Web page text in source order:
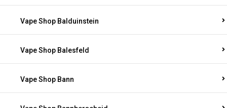
Vape Shop Balduinstein
Vape Shop Balesfeld
Vape Shop Bann